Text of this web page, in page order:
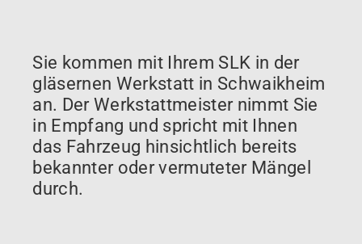
Sie kommen mit Ihrem SLK in der
gläsernen Werkstatt in Schwaikheim
an. Der Werkstattmeister nimmt Sie
in Empfang und spricht mit Ihnen
das Fahrzeug hinsichtlich bereits
bekannter oder vermuteter Mängel
durch.